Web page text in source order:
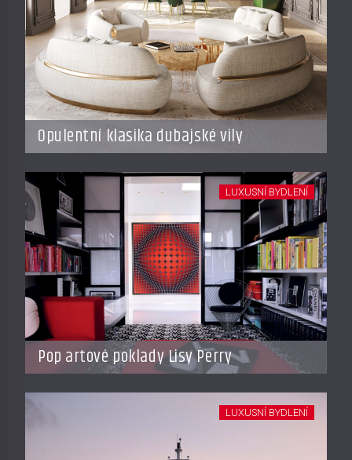
Opulentní klasika dubajské vily
Pop artové poklady Lisy Perry
LUXUSNÍ BYDLENÍ
LUXUSNÍ BYDLENÍ